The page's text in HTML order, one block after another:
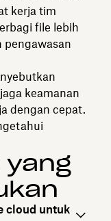
kerja tim
file lebih
pengawasan
keamanan
dengan cepat.
cloud untuk